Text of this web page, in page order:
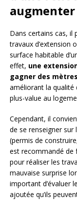
Dans certains cas, il
travaux d’extension
surface habitable
effet, une
gagner des
améliorant la qualité
plus-value au
Cependant, il
de se renseigner
(permis de
est recommandé de
pour réaliser les
mauvaise surprise
important d’évaluer
ajoutée qu’ils